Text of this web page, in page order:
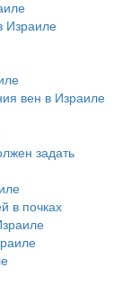
Израиле
вен в Израиле
задать
в почках